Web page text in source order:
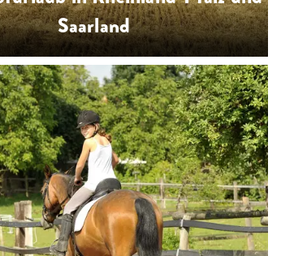
Saarland
erleben bei einem
mit Ihrer Familie
Bauernhöfen in
Pfalz & Saarland
…